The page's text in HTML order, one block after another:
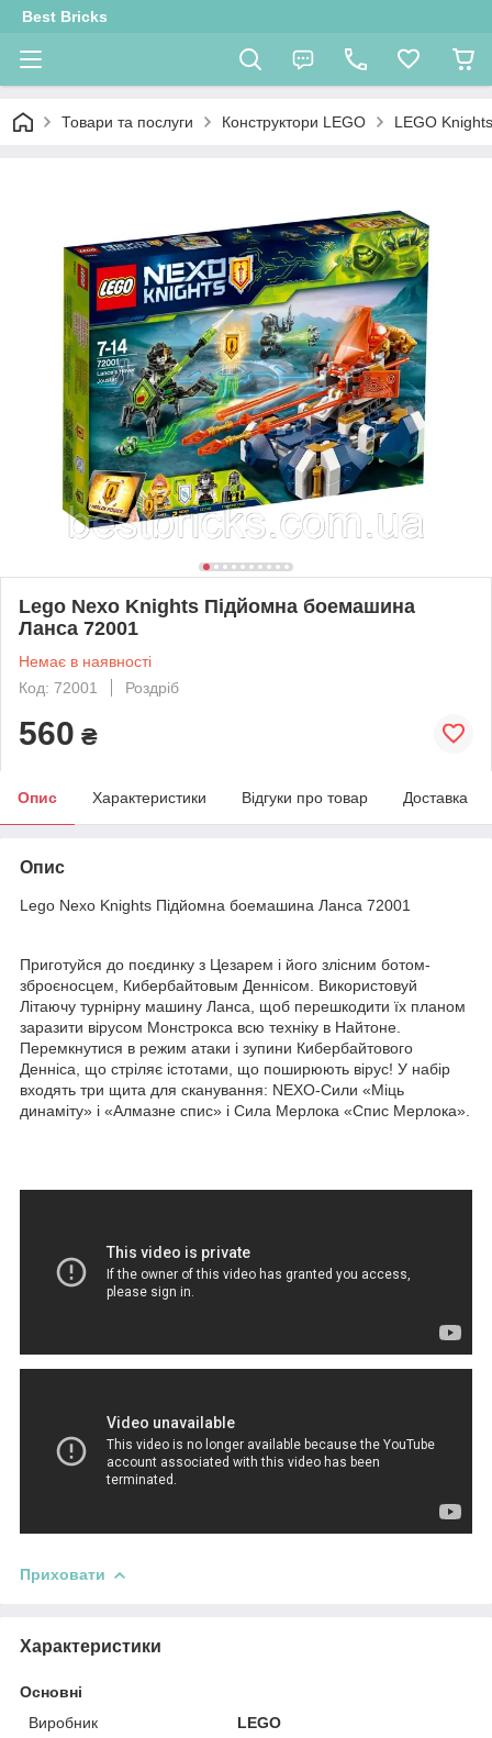
Best Bricks
Товари та послуги Конструктори LEGO LEGO
Lego Nexo Knights Підйомна боемашина
Ланса 72001
Немає в наявності
Код: 72001
Роздріб
560 ₴
Опис Характеристики Відгуки про товар Доставка
Опис
Lego Nexo Knights Підйомна боемашина Ланса 72001
Приготуйся до поєдинку з Цезарем і його злісним ботом-
зброєносцем, Кибербайтовым Деннісом. Використовуй
Літаючу турнірну машину Ланса, щоб перешкодити їх планом
заразити вірусом Монстрокса всю техніку в Найтоне.
Перемкнутися в режим атаки і зупини Кибербайтового
Денніса, що стріляє істотами, що поширюють вірус! У набір
входять три щита для сканування: NEXO-Сили «Міць
динаміту» і «Алмазне спис» і Сила Мерлока «Спис Мерлока».
Приховати
Характеристики
Основні
Виробник
LEGO